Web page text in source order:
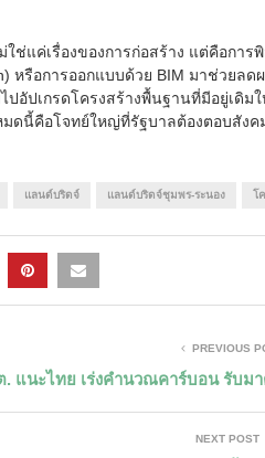
ใช่แค่เรื่องของการก่อสร้าง แต่คือกา
หรือการออกแบบด้วย BIM มาช่วยล
ปอัปเกรดโครงสร้างพื้นฐานที่มีอยู่เดิ
มดนี้คือโจทย์ใหญ่ที่รัฐบาลต้องตอบสัง
แลนด์บริดจ์ แลนด์บริดจ์ชุมพร-ระนอง โ
PREVIOUS
. แนะไทย เร่งคำนวณคาร์บอน รับม
NEXT POST